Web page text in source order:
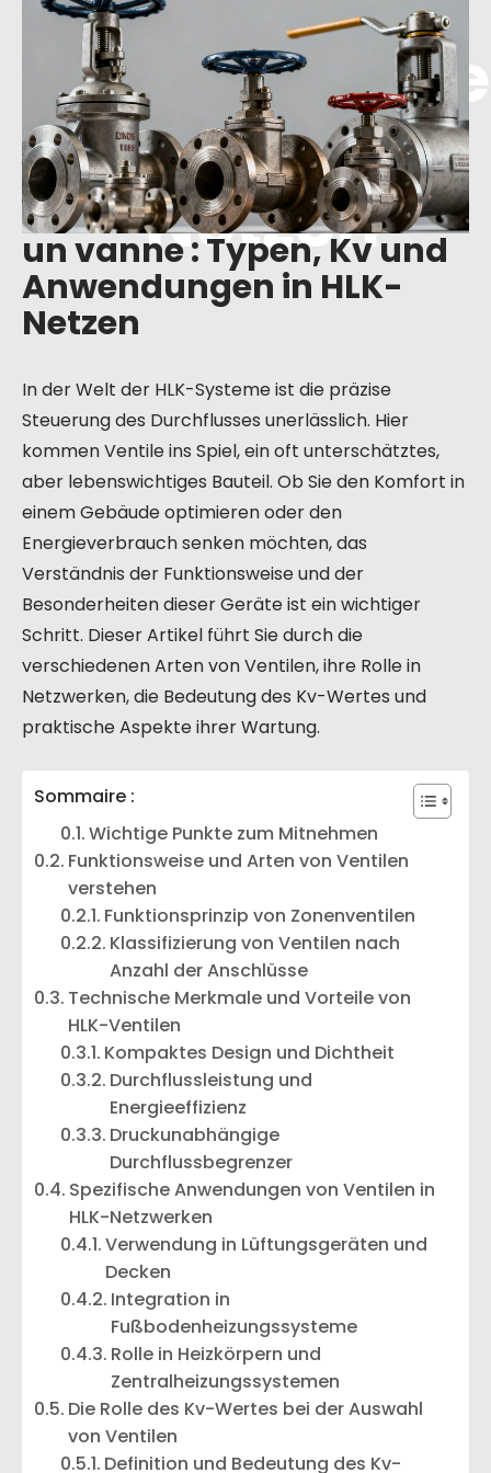
Anwendunge
n in HLK-
Netzen
un vanne : Typen, Kv und
Anwendungen in HLK-
Netzen
In der Welt der HLK-Systeme ist die präzise
Steuerung des Durchflusses unerlässlich. Hier
kommen Ventile ins Spiel, ein oft unterschätztes,
aber lebenswichtiges Bauteil. Ob Sie den Komfort in
einem Gebäude optimieren oder den
Energieverbrauch senken möchten, das
Verständnis der Funktionsweise und der
Besonderheiten dieser Geräte ist ein wichtiger
Schritt. Dieser Artikel führt Sie durch die
verschiedenen Arten von Ventilen, ihre Rolle in
Netzwerken, die Bedeutung des Kv-Wertes und
praktische Aspekte ihrer Wartung.
Sommaire :
Wichtige Punkte zum Mitnehmen
Funktionsweise und Arten von Ventilen
verstehen
Funktionsprinzip von Zonenventilen
Klassifizierung von Ventilen nach
Anzahl der Anschlüsse
Technische Merkmale und Vorteile von
HLK-Ventilen
Kompaktes Design und Dichtheit
Durchflussleistung und
Energieeffizienz
Druckunabhängige
Durchflussbegrenzer
Spezifische Anwendungen von Ventilen in
HLK-Netzwerken
Verwendung in Lüftungsgeräten und
Decken
Integration in
Fußbodenheizungssysteme
Rolle in Heizkörpern und
Zentralheizungssystemen
Die Rolle des Kv-Wertes bei der Auswahl
von Ventilen
Definition und Bedeutung des Kv-